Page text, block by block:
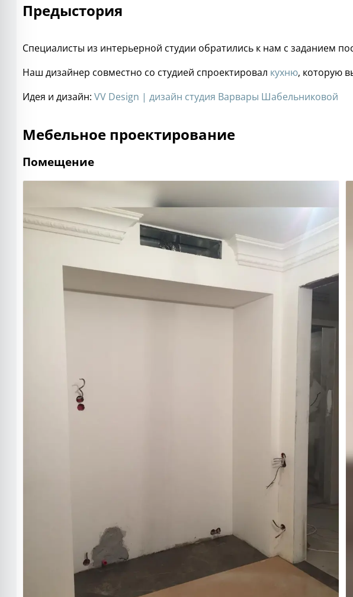
Предыстория
Специалисты из интерьерной студии обратились к нам с заданием
Наш дизайнер совместно со студией спроектировал кухню, которую
Идея и дизайн: VV Design | дизайн студия Варвары Шабельниковой
Мебельное проектирование
Помещение